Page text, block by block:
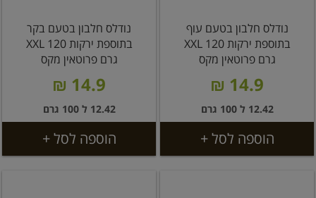
נודלס חלבון בטעם עוף
בתוספת ירקות XXL 120
גרם פרוטאין מקס
14.9 ₪
12.42 ל 100 גרם
הוספה לסל +
נודלס חלבון בטעם בקר
בתוספת ירקות XXL 120
גרם פרוטאין מקס
14.9 ₪
12.42 ל 100 גרם
הוספה לסל +